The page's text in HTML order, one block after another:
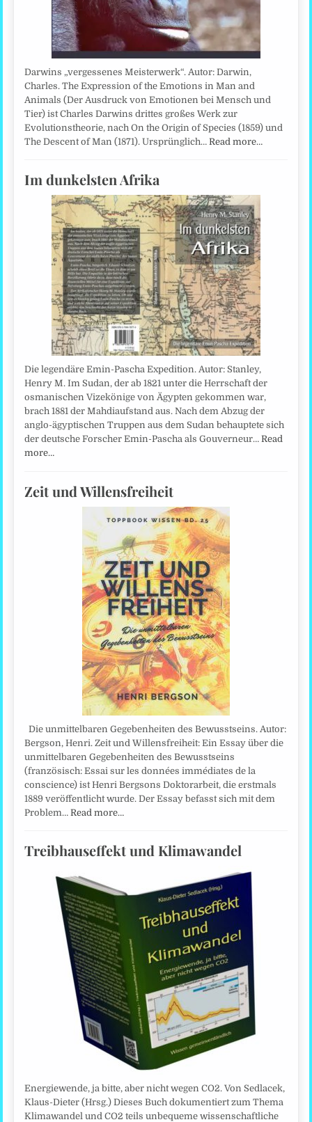
Darwins „vergessenes Meisterwerk“. Autor: Darwin,
Charles. The Expression of the Emotions in Man and
Animals (Der Ausdruck von Emotionen bei Mensch und
Tier) ist Charles Darwins drittes großes Werk zur
Evolutionstheorie, nach On the Origin of Species (1859) und
The Descent of Man (1871). Ursprünglich…Read more…
Im dunkelsten Afrika
Die legendäre Emin-Pascha Expedition. Autor: Stanley,
Henry M. Im Sudan, der ab 1821 unter die Herrschaft der
osmanischen Vizekönige von Ägypten gekommen war,
brach 1881 der Mahdiaufstand aus. Nach dem Abzug der
anglo-ägyptischen Truppen aus dem Sudan behauptete sich
der deutsche Forscher Emin-Pascha als Gouverneur…Read
more…
Zeit und Willensfreiheit
Die unmittelbaren Gegebenheiten des Bewusstseins. Autor:
Bergson, Henri. Zeit und Willensfreiheit: Ein Essay über die
unmittelbaren Gegebenheiten des Bewusstseins
(französisch: Essai sur les données immédiates de la
conscience) ist Henri Bergsons Doktorarbeit, die erstmals
1889 veröffentlicht wurde. Der Essay befasst sich mit dem
Problem…Read more…
Treibhauseffekt und Klimawandel
Energiewende, ja bitte, aber nicht wegen CO2. Von Sedlacek,
Klaus-Dieter (Hrsg.) Dieses Buch dokumentiert zum Thema
Klimawandel und CO2 teils unbequeme wissenschaftliche